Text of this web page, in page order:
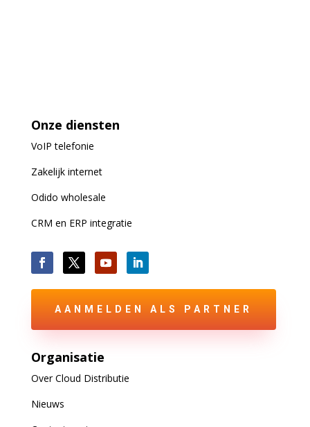
Onze diensten
VoIPtelefonie
Zakelijk internet
Odido wholesale
CRM en ERP integratie
AANMELDEN ALS PARTNER
Organisatie
Over Cloud Distributie
Nieuws